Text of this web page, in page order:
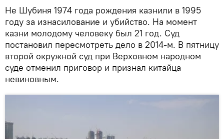
Не Шубиня 1974 года рождения казнили в 1995
году за изнасилование и убийство. На момент
казни молодому человеку был 21 год. Суд
постановил пересмотреть дело в 2014-м. В пятницу
второй окружной суд при Верховном народном
суде отменил приговор и признал китайца
невиновным.